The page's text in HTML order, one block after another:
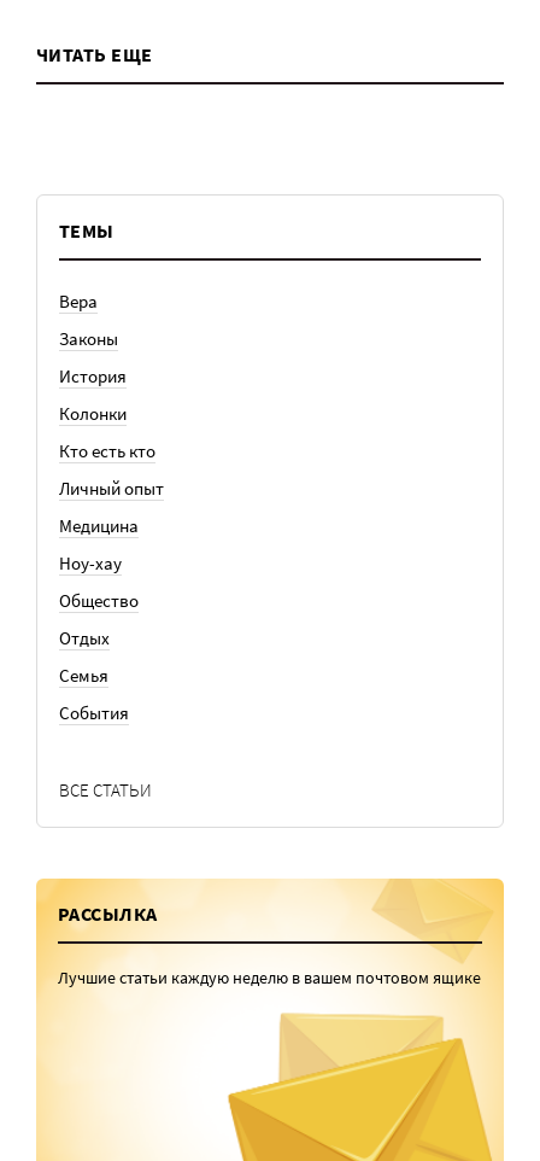
ЧИТАТЬ ЕЩЕ
ТЕМЫ
Вера
Законы
История
Колонки
Кто есть кто
Личный опыт
Медицина
Ноу-хау
Общество
Отдых
Семья
События
ВСЕ СТАТЬИ
РАССЫЛКА
Лучшие статьи каждую неделю в вашем почтовом ящике